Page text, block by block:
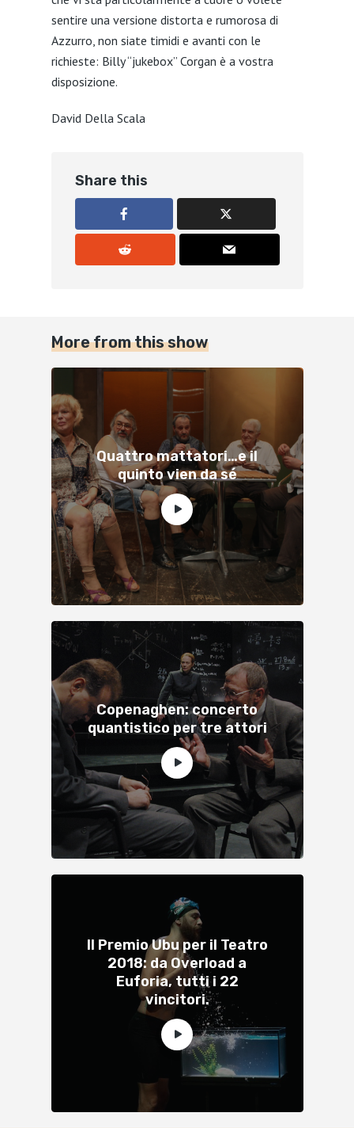
sentire una versione distorta e rumorosa di
Azzurro, non siate timidi e avanti con le
richieste: Billy “jukebox” Corgan è a vostra
disposizione.
David Della Scala
Share this
More from this show
Quattro mattatori…e il
quinto vien da sé
Copenaghen: concerto
quantistico per tre attori
Il Premio Ubu per il Teatro
2018: da Overload a
Euforia, tutti i 22
vincitori.